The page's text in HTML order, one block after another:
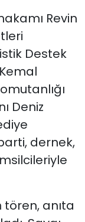
Revin
Destek
Deniz
dernek,
tören, anıta